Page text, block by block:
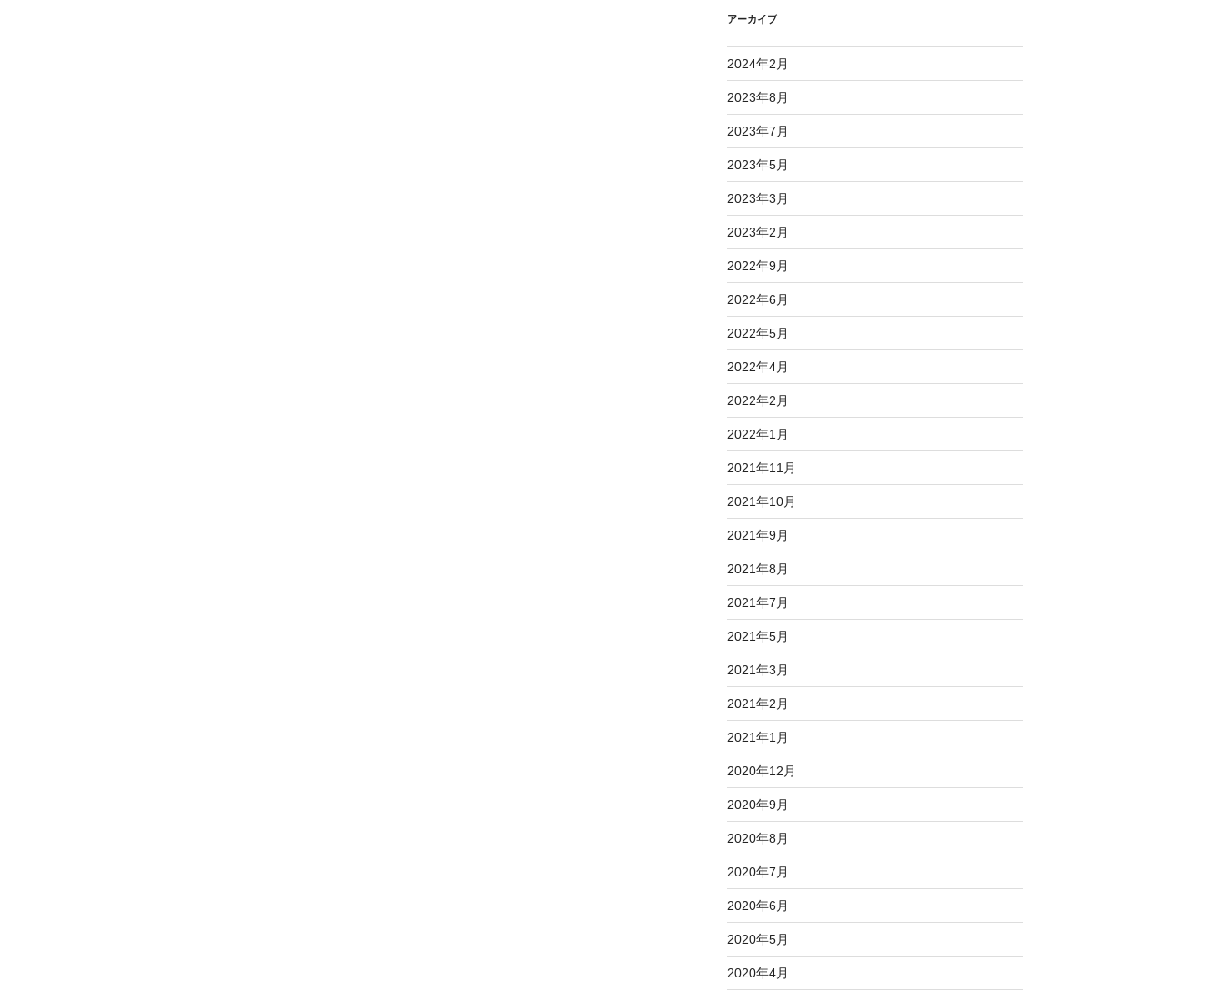
アーカイブ
2024年2月
2023年8月
2023年7月
2023年5月
2023年3月
2023年2月
2022年9月
2022年6月
2022年5月
2022年4月
2022年2月
2022年1月
2021年11月
2021年10月
2021年9月
2021年8月
2021年7月
2021年5月
2021年3月
2021年2月
2021年1月
2020年12月
2020年9月
2020年8月
2020年7月
2020年6月
2020年5月
2020年4月